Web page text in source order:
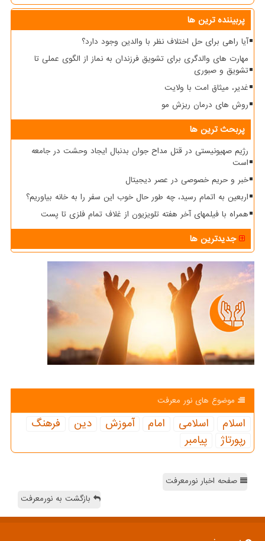
پربیننده ترین ها
آیا راهی برای حل اختلاف نظر با والدین وجود دارد؟
مهارت های والدگری برای تشویق فرزندان به نماز از الگوی عملی تا
تشویق و صبوری
غدیر، میثاق امت با ولایت
روش های درمان ریزش مو
پربحث ترین ها
رژیم صهیونیستی در قتل مداح جوان بدنبال ایجاد وحشت در جامعه
است
خبر و حریم خصوصی در عصر دیجیتال
اربعین به اتمام رسید، چه طور حال خوب این سفر را به خانه بیاوریم؟
همراه با فیلمهای آخر هفته تلویزیون از غلاف تمام فلزی تا پست
جدیدترین ها
موضوع های نور معرفت
اسلام اسلامی امام آموزش دین
فرهنگ
رپورتاژ
پیامبر
صفحه اخبار نورمعرفت
بازگشت به نورمعرفت